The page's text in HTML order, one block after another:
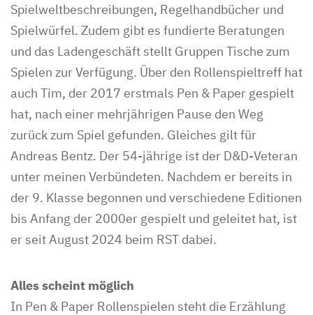
Spielweltbeschreibungen, Regelhandbücher und
Spielwürfel. Zudem gibt es fundierte Beratungen
und das Ladengeschäft stellt Gruppen Tische zum
Spielen zur Verfügung. Über den Rollenspieltreff hat
auch Tim, der 2017 erstmals Pen & Paper gespielt
hat, nach einer mehrjährigen Pause den Weg
zurück zum Spiel gefunden. Gleiches gilt für
Andreas Bentz. Der 54-jährige ist der D&D-Veteran
unter meinen Verbündeten. Nachdem er bereits in
der 9. Klasse begonnen und verschiedene Editionen
bis Anfang der 2000er gespielt und geleitet hat, ist
er seit August 2024 beim RST dabei.
Alles scheint möglich
In Pen & Paper Rollenspielen steht die Erzählung